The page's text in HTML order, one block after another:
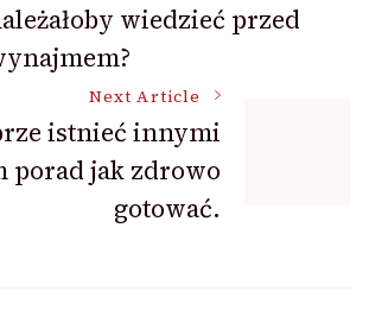
wiedzieć przed
Next Article
istnieć innymi
porad jak zdrowo
gotować.